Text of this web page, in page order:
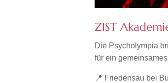
ZIST
Die Psycholympia
für ein
📍 Friedensau bei